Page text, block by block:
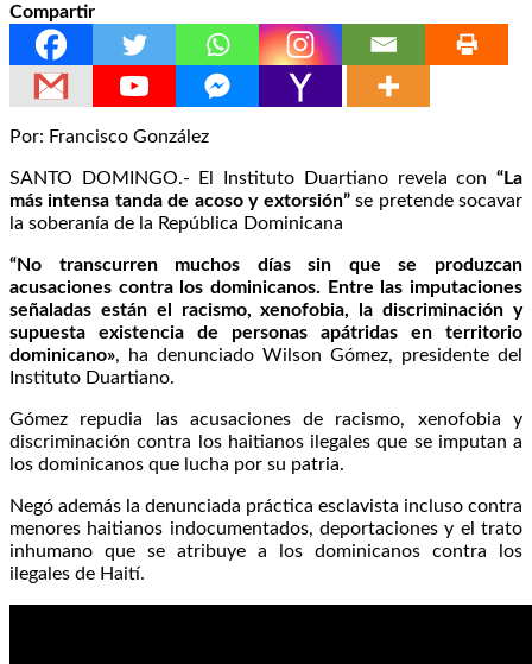
Compartir
Por: Francisco González
SANTO DOMINGO.- El Instituto Duartiano revela con “La
más intensa tanda de acoso y extorsión”se pretende socavar
la soberanía de la República Dominicana
“No transcurren muchos días sin que se produzcan
acusaciones contra los dominicanos. Entre las imputaciones
señaladas están el racismo, xenofobia, la discriminación y
supuesta existencia de personas apátridas en territorio
dominicano», ha denunciado Wilson Gómez, presidente del
Instituto Duartiano.
Gómez repudia las acusaciones de racismo, xenofobia y
discriminación contra los haitianos ilegales que se imputan a
los dominicanos que lucha por su patria.
Negó además la denunciada práctica esclavista incluso contra
menores haitianos indocumentados, deportaciones y el trato
inhumano que se atribuye a los dominicanos contra los
ilegales de Haití.